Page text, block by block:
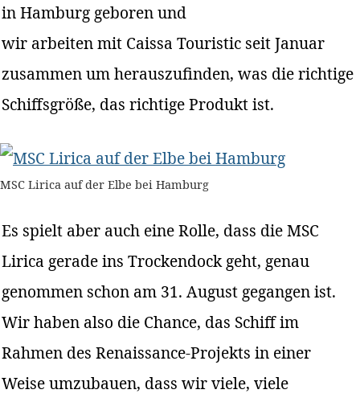
in Hamburg geboren und
wir arbeiten mit Caissa Touristic seit Januar
zusammen um herauszufinden, was die richtige
Schiffsgröße, das richtige Produkt ist.
MSC Lirica auf der Elbe bei Hamburg
Es spielt aber auch eine Rolle, dass die MSC
Lirica gerade ins Trockendock geht, genau
genommen schon am 31. August gegangen ist.
Wir haben also die Chance, das Schiff im
Rahmen des Renaissance-Projekts in einer
Weise umzubauen, dass wir viele, viele